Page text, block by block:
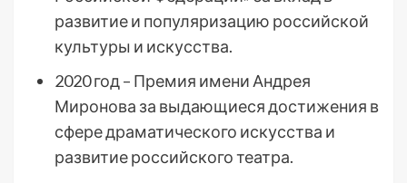
развитие и популяризацию российской
культуры и искусства.
2020 год – Премия имени Андрея
Миронова за выдающиеся достижения в
сфере драматического искусства и
развитие российского театра.